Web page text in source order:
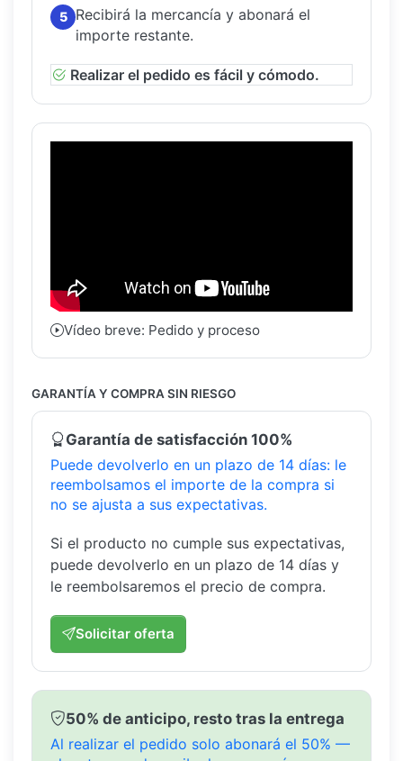
5
Recibirá la mercancía y abonará el
importe restante.
Realizar el pedido es fácil y cómodo.
Vídeo breve: Pedido y proceso
GARANTÍA Y COMPRA SIN RIESGO
Garantía de satisfacción 100%
Puede devolverlo en un plazo de 14 días: le
reembolsamos el importe de la compra si
no se ajusta a sus expectativas.
Si el producto no cumple sus expectativas,
puede devolverlo en un plazo de 14 días y
le reembolsaremos el precio de compra.
Solicitar oferta
50% de anticipo, resto tras la entrega
Al realizar el pedido solo abonará el 50% —